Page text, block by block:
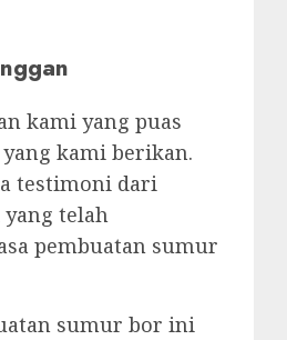
kami yang puas
kami berikan.
testimoni dari
telah
pembuatan sumur
sumur bor ini